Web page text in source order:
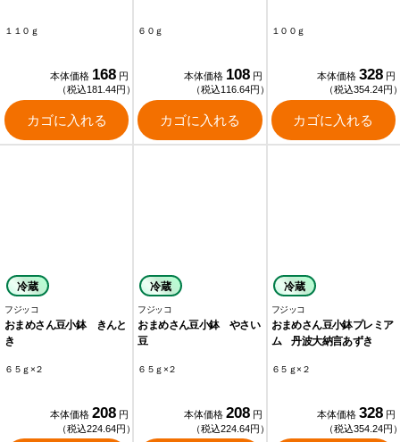
１１０ｇ
本体価格 168 円
（税込181.44円）
カゴに入れる
６０ｇ
本体価格 108 円
（税込116.64円）
カゴに入れる
１００ｇ
本体価格 328 円
（税込354.24円
カゴに入れる
冷蔵
フジッコ
おまめさん豆小鉢 きんと
き
６５ｇ×２
本体価格 208 円
（税込224.64円）
冷蔵
フジッコ
おまめさん豆小鉢 やさい
豆
６５ｇ×２
本体価格 208 円
（税込224.64円）
冷蔵
フジッコ
おまめさん豆小鉢プレミア
ム 丹波大納言あずき
６５ｇ×２
本体価格 328 円
（税込354.24円